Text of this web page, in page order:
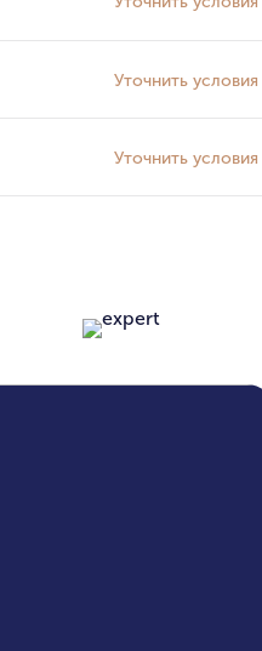
Уточнить условия
Уточнить условия